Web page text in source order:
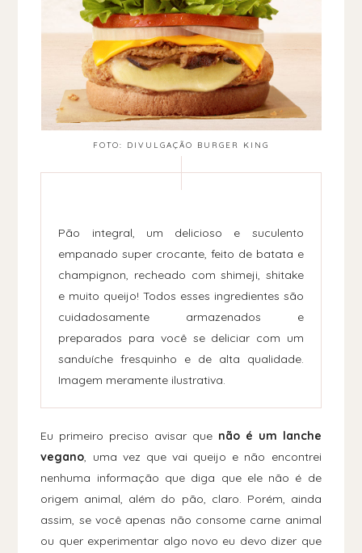
FOTO: DIVULGAÇÃO BURGER KING
Pão integral, um delicioso e suculento
empanado super crocante, feito de batata e
champignon, recheado com shimeji, shitake
e muito queijo! Todos esses ingredientes são
cuidadosamente armazenados e
preparados para você se deliciar com um
sanduíche fresquinho e de alta qualidade.
Imagem meramente ilustrativa.
Eu primeiro preciso avisar que não é um lanche
vegano, uma vez que vai queijo e não encontrei
nenhuma informação que diga que ele não é de
origem animal, além do pão, claro. Porém, ainda
assim, se você apenas não consome carne animal
ou quer experimentar algo novo eu devo dizer que